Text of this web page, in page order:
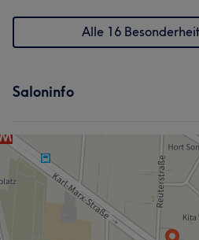
Alle 16
Saloninfo